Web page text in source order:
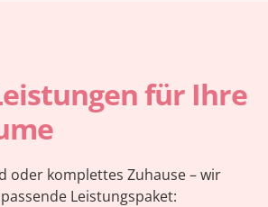
für Ihre
oder komplettes Zuhause – wir
Leistungspaket: